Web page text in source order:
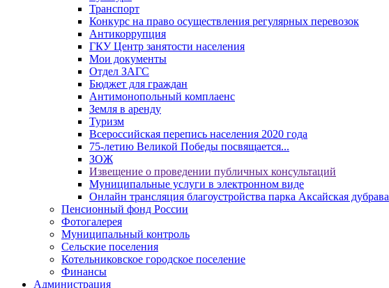
Транспорт
Конкурс на право осуществления регулярных перевозок
Антикоррупция
ГКУ Центр занятости населения
Мои документы
Отдел ЗАГС
Бюджет для граждан
Антимонопольный комплаенс
Земля в аренду
Туризм
Всероссийская перепись населения 2020 года
75-летию Великой Победы посвящается...
ЗОЖ
Извещение о проведении публичных консультаций
Муниципальные услуги в электронном виде
Онлайн трансляция благоустройства парка Аксайская дубрава
Пенсионный фонд России
Фотогалерея
Муниципальный контроль
Сельские поселения
Котельниковское городское поселение
Финансы
Администрация